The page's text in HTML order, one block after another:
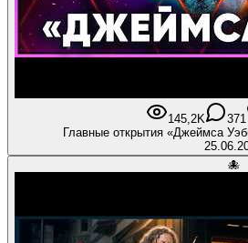
145,2K 371
Главные открытия «Джеймса
🐙